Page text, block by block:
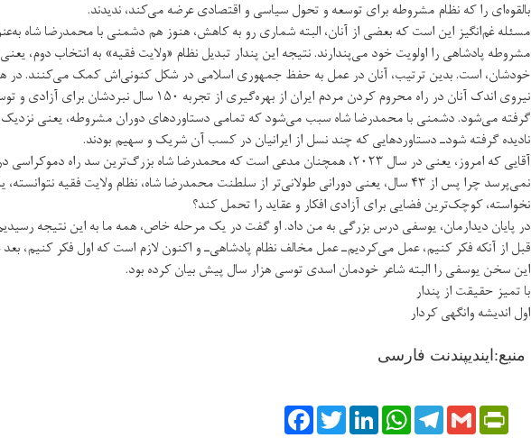
بالقوه‌ای را که نظام مشروطه برای توسعه و تحول سیاسی و اقتصادی عرضه می‌کند، ندیدند.
مسئله غم‌انگیز این است که بعضی از آنان، البته شماری رو به کاهش، هنوز هم دشمنی با محمدرضا شاه
مشروطه پادشاهی را اولویت خود می‌پندارند. نتیجه این پندار تبدیل نظام «ولایت فقیه» به انتخاب دوم،
خودشان، است. بدین ترتیب، آنان در عمل به حفظ جمهوری اسلامی در شکل کنونی‌اش کمک می‌کنند. در
نیروی اندک آنان در راه محروم کردن مردم ایران از بهره‌گیری از تجربه ۱۵۰ سال
گرفته می‌شود. دشمنی با محمدرضا شاه سبب می‌شود که تمامی دستاوردهای دوران مشروطه، یعنی
نادیده گرفته شود‌ـ دستاوردهایی که چند نسل از ایرانیان در کسب آن شریک و سهیم بودند.
آقایی که امروز، یعنی در سال ۲۰۲۳، همچنان مدعی است که محمدرضا شاه بزرگ‌ترین سد راه
نمی‌پرسد چرا پس از ۴۳ سال، یعنی دورانی طولانی‌تر از سلطنت محمدرضا شاه، نظام ولایت فقیه
نخواسته، کوچک‌ترین فضایی برای آزادی افکار و عقاید را تحمل کند؟
در پایان دیدارمان، یوسفی درس بزرگی به من داد. او گفت در یک مرحله خاص، همه ما به این نتیجه
قبل از آنکه فکر کنیم، عمل می‌کردیم‌ـ عمل مخالف نظام پادشاهی‌ـ و اکنون لازم است که اول فکر کنیم،
این سخن یوسفی را البته شاعر خودمان اسدی توسی هزار سال پیش بیان کرده بود.
با تمیز حقیقت از پندار
اول اندیشه وانگهی کردار
منبع:ایندیپندنت فارسی
FacebookTwitterLinkedIn
WhatsAppTelegramGmail
PrintFriendly